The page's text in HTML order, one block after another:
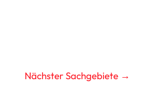
Nächster Sachgebiete →